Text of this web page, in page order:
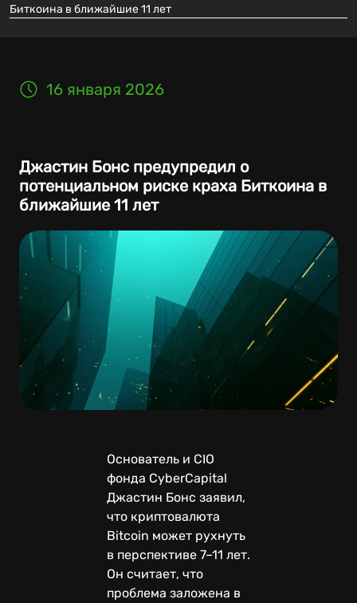
Биткоина в ближайшие 11 лет
16 января 2026
Джастин Бонс предупредил о
потенциальном риске краха Биткоина в
ближайшие 11 лет
Основатель и CIO
фонда CyberCapital
Джастин Бонс заявил,
что криптовалюта
Bitcoin может рухнуть
в перспективе 7–11 лет.
Он считает, что
проблема заложена в